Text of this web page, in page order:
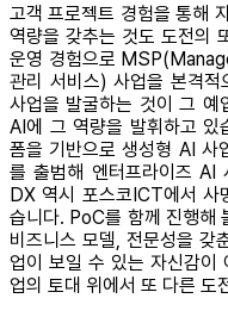
고객 프로젝트 경험을 통해
역량을 갖추는 것도 도전의
운영 경험으로
관리 서비스) 사업을 본격
사업을 발굴하는 것이 그 예
AI에 그 역량을 발휘하고
폼을 기반으로 생성형 AI
를 출범해 엔터프라이즈 AI
DX 역시 포스코ICT에서 사
습니다. PoC를 함께 진행해
비즈니스 모델, 전문성을 갖
업이 보일 수 있는 자신감이
업의 토대 위에서 또 다른 도